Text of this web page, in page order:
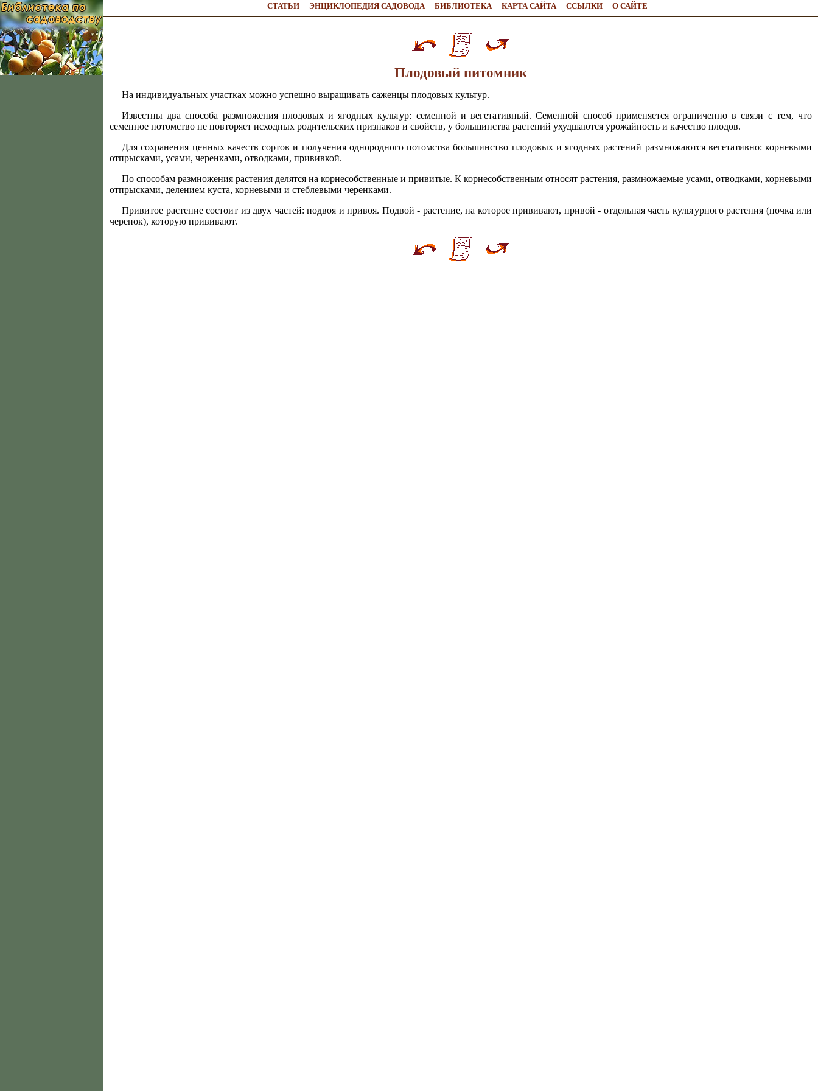
СТАТЬИ ЭНЦИКЛОПЕДИЯ САДОВОДА БИБЛИОТЕКА КАРТА САЙТА ССЫЛКИ О САЙТЕ
Плодовый питомник
На индивидуальных участках можно успешно выращивать саженцы плодовых культур.
Известны два способа размножения плодовых и ягодных культур: семенной и вегетативный. Семенной способ применяется ограниченно в связи с тем, что
семенное потомство не повторяет исходных родительских признаков и свойств, у большинства растений ухудшаются урожайность и качество плодов.
Для сохранения ценных качеств сортов и получения однородного потомства большинство плодовых и ягодных растений размножаются вегетативно: корневыми
отпрысками, усами, черенками, отводками, прививкой.
По способам размножения растения делятся на корнесобственные и привитые. К корнесобственным относят растения, размножаемые усами, отводками, корневыми
отпрысками, делением куста, корневыми и стеблевыми черенками.
Привитое растение состоит из двух частей: подвоя и привоя. Подвой - растение, на которое прививают, привой - отдельная часть культурного растения (почка или
черенок), которую прививают.